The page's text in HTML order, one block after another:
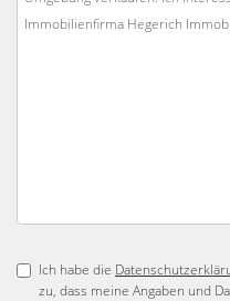
Ich habe die
zu, dass meine Angaben und